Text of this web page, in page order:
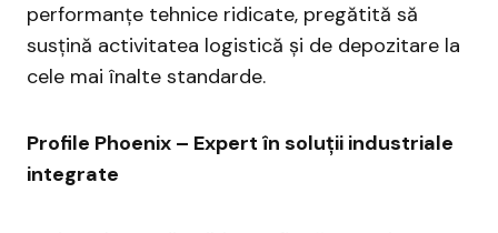
performanțe tehnice ridicate, pregătită să
susțină activitatea logistică și de depozitare la
cele mai înalte standarde.
Profile Phoenix – Expert în soluții industriale
integrate